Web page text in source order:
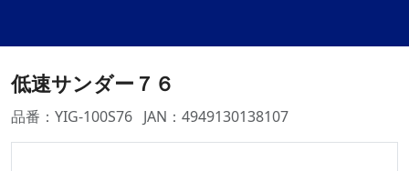
低速サンダー７６
品番：YIG-100S76 JAN：4949130138107